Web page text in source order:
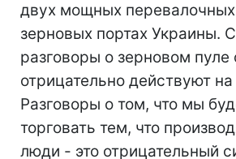
двух мощных
зерновых портах Украины.
разговоры о зерновом пуле
отрицательно действуют
Разговоры о том, что мы
торговать тем, что
люди - это отрицательный